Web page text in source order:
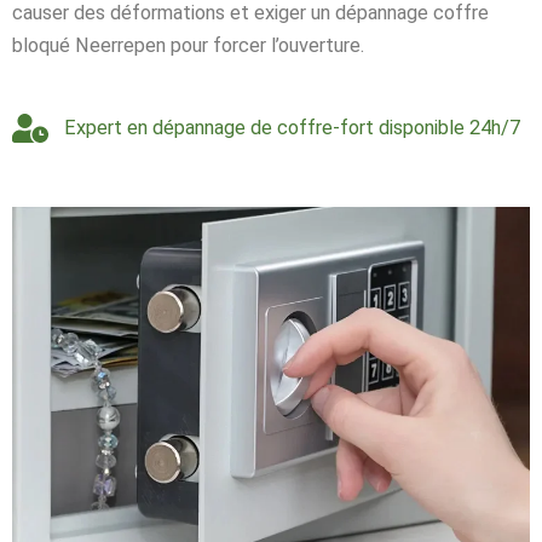
causer des déformations et exiger un dépannage coffre
bloqué Neerrepen pour forcer l’ouverture.
Expert en dépannage de coffre-fort disponible 24h/7